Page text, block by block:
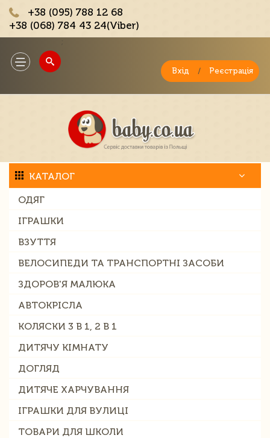
+38 (095) 788 12 68
+38 (068) 784 43 24(Viber)
Toggle
navigation
Вхід / Реєстрація
КАТАЛОГ
ОДЯГ
ІГРАШКИ
ВЗУТТЯ
ВЕЛОСИПЕДИ ТА ТРАНСПОРТНІ ЗАСОБИ
ЗДОРОВ'Я МАЛЮКА
АВТОКРІСЛА
КОЛЯСКИ 3 В 1, 2 В 1
ДИТЯЧУ КІМНАТУ
ДОГЛЯД
ДИТЯЧЕ ХАРЧУВАННЯ
ІГРАШКИ ДЛЯ ВУЛИЦІ
ТОВАРИ ДЛЯ ШКОЛИ